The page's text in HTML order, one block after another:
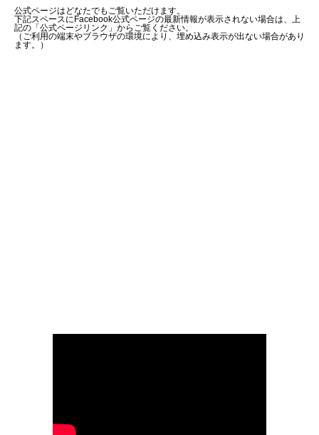
公式ページはどなたでもご覧いただけます。
下記スペースにFacebook公式ページの最新情報が表示されない場合は、上
記の「公式ページリンク」からご覧ください。
（ご利用の端末やブラウザの環境により、埋め込み表示が出ない場合があり
ます。）